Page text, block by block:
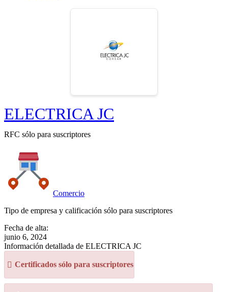
ELECTRICA JC
RFC sólo para suscriptores
Comercio
Tipo de empresa y calificación sólo para suscriptores
Fecha de alta:
junio 6, 2024
Información detallada de ELECTRICA JC
Certificados sólo para suscriptores